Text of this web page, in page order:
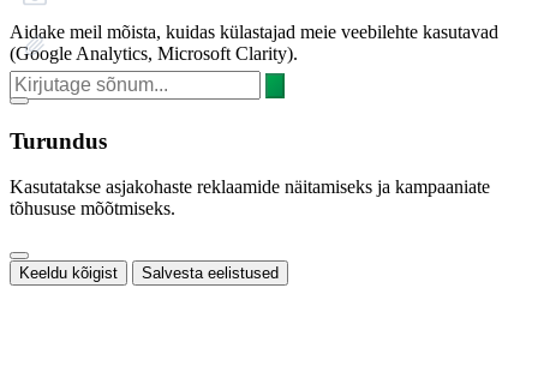
Aidake meil mõista, kuidas külastajad meie veebilehte kasutavad
(Google Analytics, Microsoft Clarity).
Turundus
Kasutatakse asjakohaste reklaamide näitamiseks ja kampaaniate
tõhususe mõõtmiseks.
Keeldu kõigist Salvesta eelistused